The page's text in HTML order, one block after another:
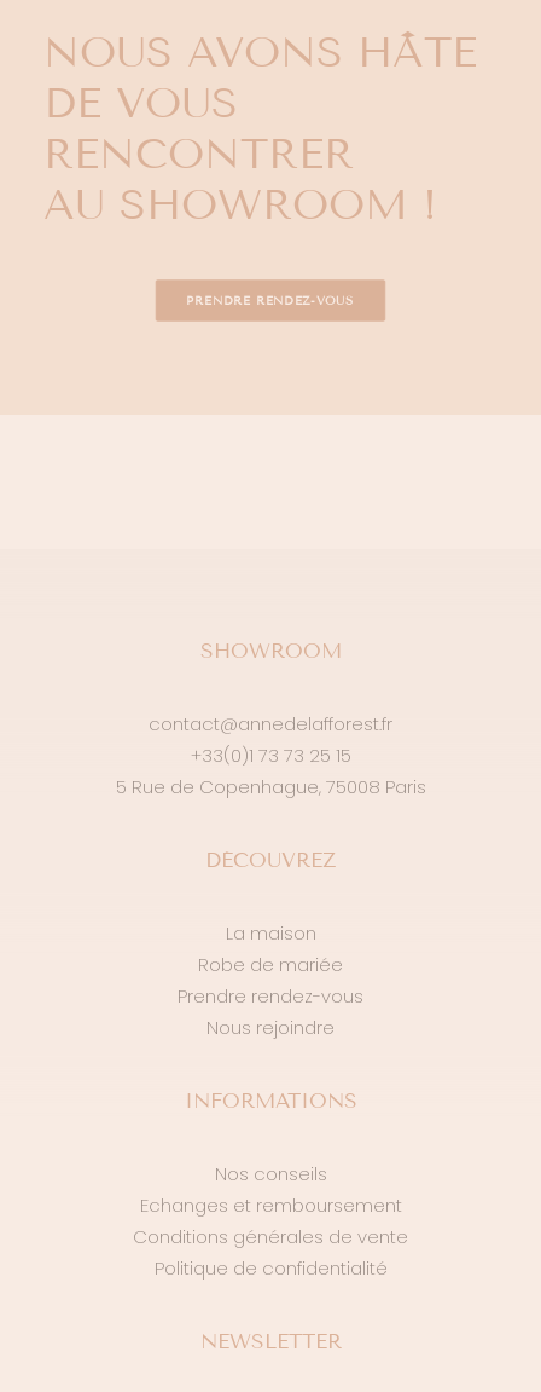
NOUS AVONS HÂTE
DE VOUS
RENCONTRER
AU SHOWROOM !
PRENDRE RENDEZ-VOUS
SHOWROOM
contact@annedelafforest.fr
+33(0)1 73 73 25 15
5 Rue de Copenhague, 75008 Paris
DÉCOUVREZ
La maison
Robe de mariée
Prendre rendez-vous
Nous rejoindre
INFORMATIONS
Nos conseils
Echanges et remboursement
Conditions générales de vente
Politique de confidentialité
NEWSLETTER